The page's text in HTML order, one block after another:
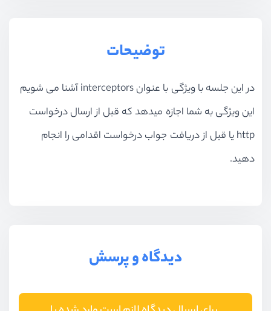
توضیحات
در این جلسه با ویژگی با عنوان interceptors آشنا می شویم
این ویژگی به شما اجازه میدهد که قبل از ارسال درخواست
http یا قبل از دریافت جواب درخواست اقدامی را انجام
دهید.
دیدگاه و پرسش